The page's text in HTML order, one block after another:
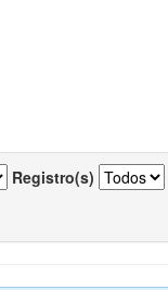
Registro(s)